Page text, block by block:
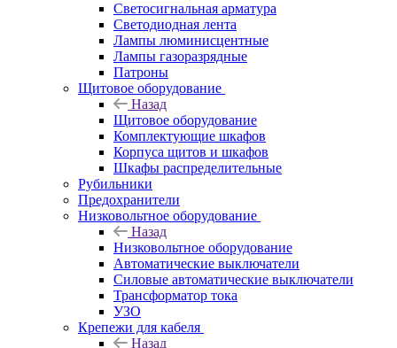
Светосигнальная арматура
Светодиодная лента
Лампы люминисцентные
Лампы газоразрядные
Патроны
Щитовое оборудование
Назад
Щитовое оборудование
Комплектующие шкафов
Корпуса щитов и шкафов
Шкафы распределительные
Рубильники
Предохранители
Низковольтное оборудование
Назад
Низковольтное оборудование
Автоматические выключатели
Силовые автоматические выключатели
Трансформатор тока
УЗО
Крепежи для кабеля
Назад